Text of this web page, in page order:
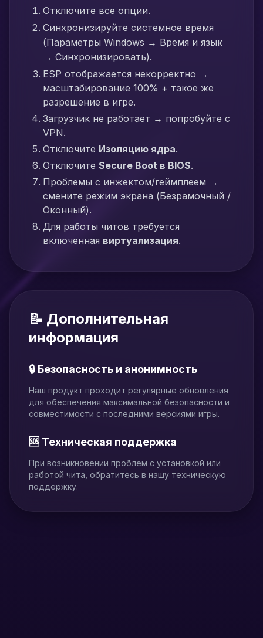
Отключите все опции.
Синхронизируйте системное время
(Параметры Windows → Время и язык
→ Синхронизировать).
ESP отображается некорректно →
масштабирование 100% + такое же
разрешение в игре.
Загрузчик не работает → попробуйте с
VPN.
Отключите Изоляцию ядра.
Отключите Secure Boot в BIOS.
Проблемы с инжектом/геймплеем →
смените режим экрана (Безрамочный /
Оконный).
Для работы читов требуется
включенная виртуализация.
📝 Дополнительная
информация
🔒 Безопасность и анонимность
Наш продукт проходит регулярные обновления
для обеспечения максимальной безопасности и
совместимости с последними версиями игры.
🆘 Техническая поддержка
При возникновении проблем с установкой или
работой чита, обратитесь в нашу техническую
поддержку.